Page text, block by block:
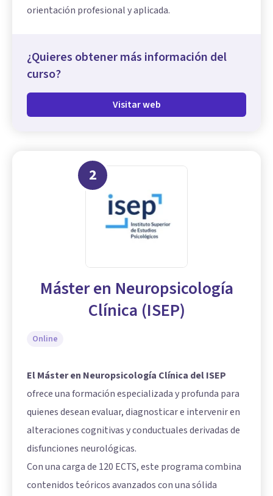
orientación profesional y aplicada.
¿Quieres obtener más información del
curso?
Visitar web
2
Máster en Neuropsicología
Clínica (ISEP)
Online
El Máster en Neuropsicología Clínica del ISEP
ofrece una formación especializada y profunda para
quienes desean evaluar, diagnosticar e intervenir en
alteraciones cognitivas y conductuales derivadas de
disfunciones neurológicas.
Con una carga de 120 ECTS, este programa combina
contenidos teóricos avanzados con una sólida